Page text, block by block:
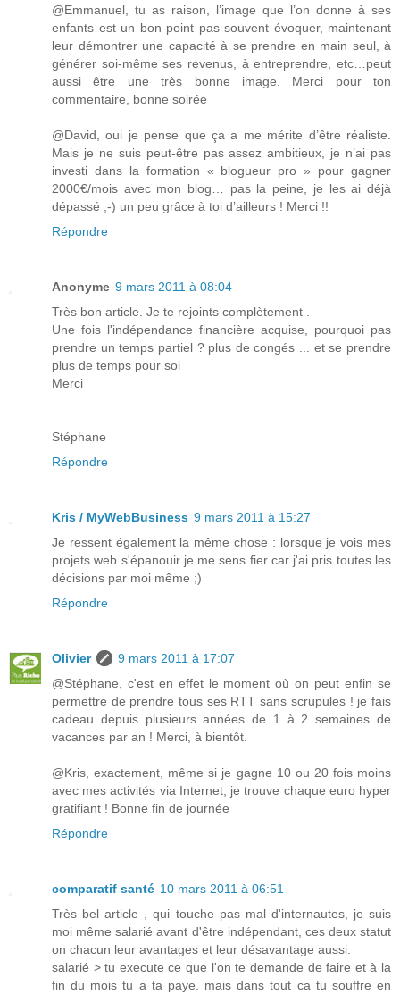
@Emmanuel, tu as raison, l’image que l’on donne à ses
enfants est un bon point pas souvent évoquer, maintenant
leur démontrer une capacité à se prendre en main seul, à
générer soi-même ses revenus, à entreprendre, etc…peut
aussi être une très bonne image. Merci pour ton
commentaire, bonne soirée
@David, oui je pense que ça a me mérite d’être réaliste.
Mais je ne suis peut-être pas assez ambitieux, je n’ai pas
investi dans la formation « blogueur pro » pour gagner
2000€/mois avec mon blog… pas la peine, je les ai déjà
dépassé ;-) un peu grâce à toi d’ailleurs ! Merci !!
Répondre
Anonyme 9 mars 2011 à 08:04
Très bon article. Je te rejoints complètement .
Une fois l'indépendance financière acquise, pourquoi pas
prendre un temps partiel ? plus de congés ... et se prendre
plus de temps pour soi
Merci
Stéphane
Répondre
Kris / MyWebBusiness 9 mars 2011 à 15:27
Je ressent également la même chose : lorsque je vois mes
projets web s'épanouir je me sens fier car j'ai pris toutes les
décisions par moi même ;)
Répondre
Olivier
9 mars 2011 à 17:07
@Stéphane, c'est en effet le moment où on peut enfin se
permettre de prendre tous ses RTT sans scrupules ! je fais
cadeau depuis plusieurs années de 1 à 2 semaines de
vacances par an ! Merci, à bientôt.
@Kris, exactement, même si je gagne 10 ou 20 fois moins
avec mes activités via Internet, je trouve chaque euro hyper
gratifiant ! Bonne fin de journée
Répondre
comparatif santé 10 mars 2011 à 06:51
Très bel article , qui touche pas mal d'internautes, je suis
moi même salarié avant d'être indépendant, ces deux statut
on chacun leur avantages et leur désavantage aussi:
salarié > tu execute ce que l'on te demande de faire et à la
fin du mois tu a ta paye. mais dans tout ca tu souffre en